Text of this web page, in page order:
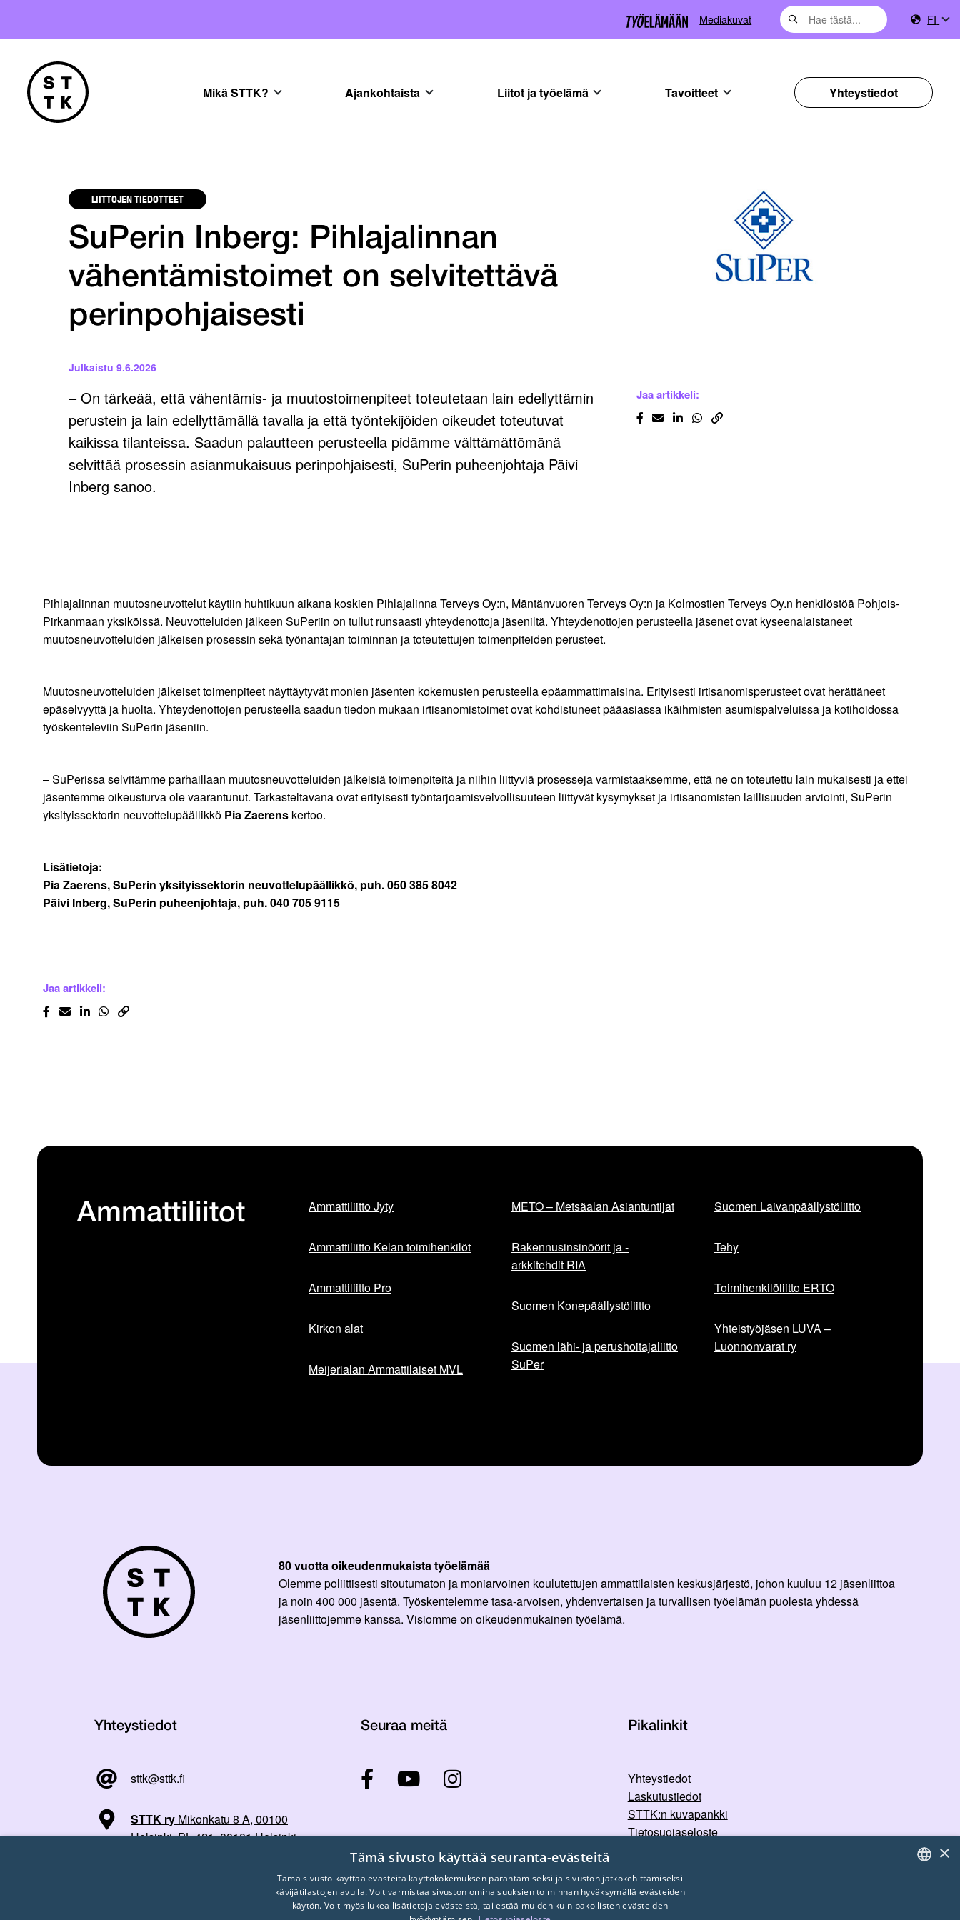
Mediakuvat FI
Mikä STTK? Ajankohtaista Liitot ja työelämä Tavoitteet Yhteystiedot
LIITTOJEN TIEDOTTEET
SuPerin Inberg: Pihlajalinnan
vähentämistoimet on selvitettävä
perinpohjaisesti
Julkaistu 9.6.2026
– On tärkeää, että vähentämis- ja muutostoimenpiteet toteutetaan lain edellyttämin
perustein ja lain edellyttämällä tavalla ja että työntekijöiden oikeudet toteutuvat
kaikissa tilanteissa. Saadun palautteen perusteella pidämme välttämättömänä
selvittää prosessin asianmukaisuus perinpohjaisesti, SuPerin puheenjohtaja Päivi
Inberg sanoo.
Jaa artikkeli:
Pihlajalinnan muutosneuvottelut käytiin huhtikuun aikana koskien Pihlajalinna Terveys Oy:n, Mäntänvuoren Terveys Oy:n ja Kolmostien Terveys Oy.n henkilöstöä Pohjois-
Pirkanmaan yksiköissä. Neuvotteluiden jälkeen SuPeriin on tullut runsaasti yhteydenottoja jäseniltä. Yhteydenottojen perusteella jäsenet ovat kyseenalaistaneet
muutosneuvotteluiden jälkeisen prosessin sekä työnantajan toiminnan ja toteutettujen toimenpiteiden perusteet.
Muutosneuvotteluiden jälkeiset toimenpiteet näyttäytyvät monien jäsenten kokemusten perusteella epäammattimaisina. Erityisesti irtisanomisperusteet ovat herättäneet
epäselvyyttä ja huolta. Yhteydenottojen perusteella saadun tiedon mukaan irtisanomistoimet ovat kohdistuneet pääasiassa ikäihmisten asumispalveluissa ja kotihoidossa
työskenteleviin SuPerin jäseniin.
– SuPerissa selvitämme parhaillaan muutosneuvotteluiden jälkeisiä toimenpiteitä ja niihin liittyviä prosesseja varmistaaksemme, että ne on toteutettu lain mukaisesti ja ettei
jäsentemme oikeusturva ole vaarantunut. Tarkasteltavana ovat erityisesti työntarjoamisvelvollisuuteen liittyvät kysymykset ja irtisanomisten laillisuuden arviointi, SuPerin
yksityissektorin neuvottelupäällikkö Pia Zaerens kertoo.
Lisätietoja:
Pia Zaerens, SuPerin yksityissektorin neuvottelupäällikkö, puh. 050 385 8042
Päivi Inberg, SuPerin puheenjohtaja, puh. 040 705 9115
Jaa artikkeli:
Ammattiliitot Ammattiliitto Jyty
Ammattiliitto Kelan toimihenkilöt
Ammattiliitto Pro
Kirkon alat
Meijerialan Ammattilaiset MVL
METO – Metsäalan Asiantuntijat
Rakennusinsinöörit ja -
arkkitehdit RIA
Suomen Konepäällystöliitto
Suomen lähi- ja perushoitajaliitto
SuPer
Suomen Laivanpäällystöliitto
Tehy
Toimihenkilöliitto ERTO
Yhteistyöjäsen LUVA –
Luonnonvarat ry
80 vuotta oikeudenmukaista työelämää
Olemme poliittisesti sitoutumaton ja moniarvoinen koulutettujen ammattilaisten keskusjärjestö, johon kuuluu 12 jäsenliittoa
ja noin 400 000 jäsentä. Työskentelemme tasa-arvoisen, yhdenvertaisen ja turvallisen työelämän puolesta yhdessä
jäsenliittojemme kanssa. Visiomme on oikeudenmukainen työelämä.
Yhteystiedot
sttk@sttk.fi
STTK ry Mikonkatu 8 A, 00100
Helsinki, PL 421, 00101 Helsinki
Seuraa meitä Pikalinkit
Yhteystiedot
Laskutustiedot
STTK:n kuvapankki
Tietosuojaseloste
×
Tämä sivusto käyttää seuranta-evästeitä
Tämä sivusto käyttää evästeitä käyttökokemuksen parantamiseksi ja sivuston jatkokehittämiseksi
kävijätilastojen avulla. Voit varmistaa sivuston ominaisuuksien toiminnan hyväksymällä evästeiden
käytön. Voit myös lukea lisätietoja evästeistä, tai estää muiden kuin pakollisten evästeiden